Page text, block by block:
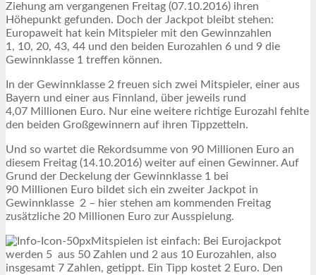
Ziehung am vergangenen Freitag (07.10.2016) ihren
Höhepunkt gefunden. Doch der Jackpot bleibt stehen:
Europaweit hat kein Mitspieler mit den Gewinnzahlen
1, 10, 20, 43, 44 und den beiden Eurozahlen 6 und 9 die
Gewinnklasse 1 treffen können.
In der Gewinnklasse 2 freuen sich zwei Mitspieler, einer aus
Bayern und einer aus Finnland, über jeweils rund
4,07 Millionen Euro. Nur eine weitere richtige Eurozahl fehlte
den beiden Großgewinnern auf ihren Tippzetteln.
Und so wartet die Rekordsumme von 90 Millionen Euro an
diesem Freitag (14.10.2016) weiter auf einen Gewinner. Auf
Grund der Deckelung der Gewinnklasse 1 bei
90 Millionen Euro bildet sich ein zweiter Jackpot in
Gewinnklasse 2 – hier stehen am kommenden Freitag
zusätzliche 20 Millionen Euro zur Ausspielung.
Mitspielen ist einfach: Bei Eurojackpot
werden 5 aus 50 Zahlen und 2 aus 10 Eurozahlen, also
insgesamt 7 Zahlen, getippt. Ein Tipp kostet 2 Euro. Den